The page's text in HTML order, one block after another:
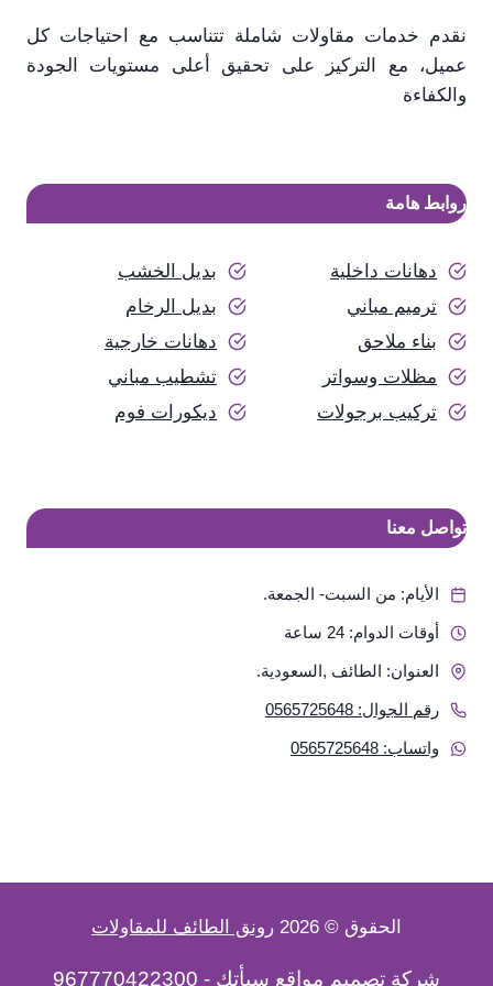
نقدم خدمات مقاولات شاملة تتناسب مع احتياجات كل
عميل، مع التركيز على تحقيق أعلى مستويات الجودة
والكفاءة
روابط هامة
دهانات داخلية
بديل الخشب
ترميم مباني
بديل الرخام
بناء ملاحق
دهانات خارجية
مظلات وسواتر
تشطيب مباني
تركيب برجولات
ديكورات فوم
تواصل معنا
الأيام: من السبت- الجمعة.
أوقات الدوام: 24 ساعة
العنوان: الطائف ,السعودية.
رقم الجوال: 0565725648
واتساب: 0565725648
الحقوق © 2026 رونق الطائف للمقاولات
شركة تصميم مواقع سبأتك -
967770422300